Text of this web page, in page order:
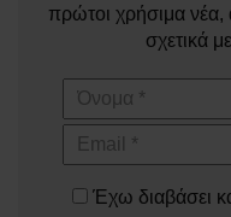
πρώτοι χρήσιμα νέα,
σχετικά
Όνομα
Email
Έχω διαβάσει